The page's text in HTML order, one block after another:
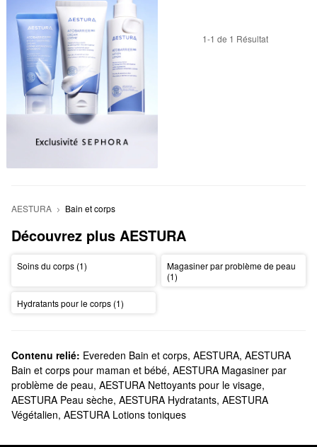
1-1 de 1 Résultat
AESTURA Bain et corps
Découvrez plus AESTURA
Soins du corps (1)
Magasiner par problème de peau
(1)
Hydratants pour le corps (1)
Contenu relié: Evereden Bain et corps, AESTURA, AESTURA
Bain et corps pour maman et bébé, AESTURA Magasiner par
problème de peau, AESTURA Nettoyants pour le visage,
AESTURA Peau sèche, AESTURA Hydratants, AESTURA
Végétalien, AESTURA Lotions toniques